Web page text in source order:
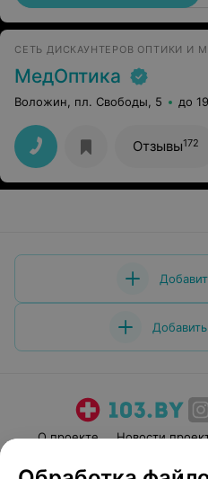
СЕТЬ ДИСКАУНТЕРОВ ОПТИКИ И
МедОптика
Воложин, пл. Свободы, 5 до
Отзывы172
О проекте Новости